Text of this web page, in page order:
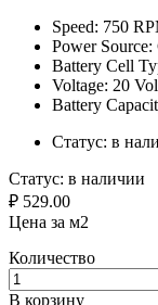
Speed: 750
Power
Battery Cell
Voltage: 20
Battery
Статус: в
Статус: в наличии
₽ 529.00
Цена за м2
Количество
В корзину